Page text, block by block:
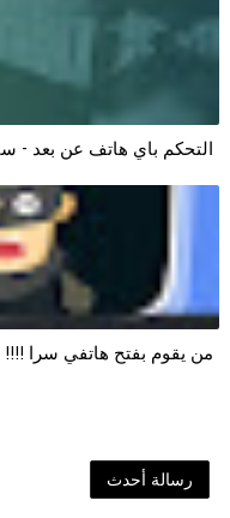
التحكم باي هاتف عن بعد -
من يقوم بفتح هاتفي سرا !!!!
رسالة أحدث